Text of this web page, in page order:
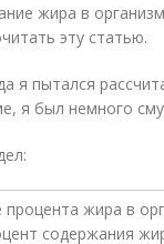
жира в
эту статью.
я пытался
я был немного